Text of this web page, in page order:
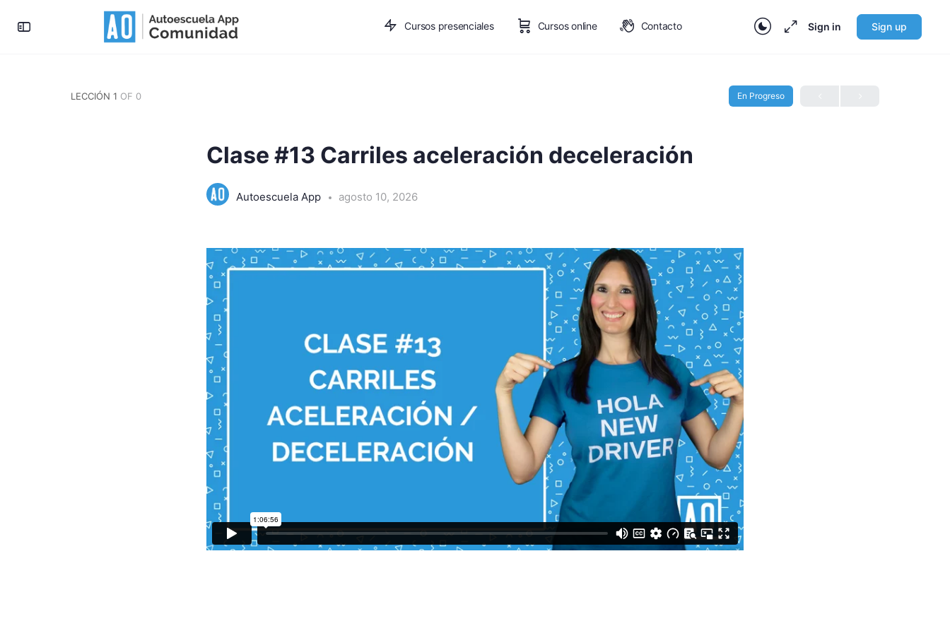
Cursos presenciales Cursos online Contacto Sign in Sign up
LECCIÓN 1 OF 0 En Progreso
Clase #13 Carriles aceleración deceleración
Autoescuela App agosto 10, 2026